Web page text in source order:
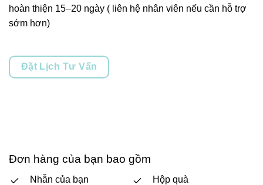
hoàn thiện 15–20 ngày ( liên hệ nhân viên nếu cần hỗ trợ
sớm hơn)
Đặt Lịch Tư Vấn
Đơn hàng của bạn bao gồm
Nhẫn của bạn Hộp quà